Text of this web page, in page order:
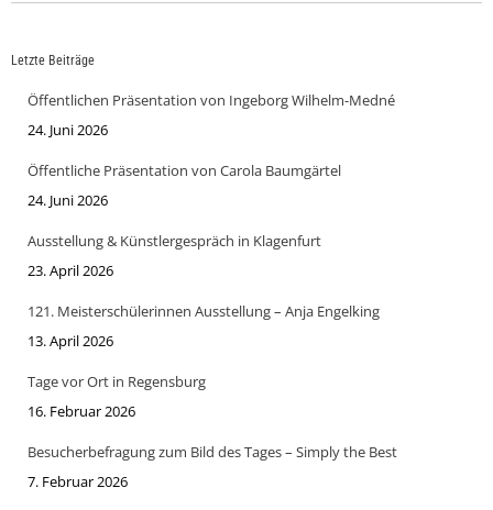
Letzte Beiträge
Öffentlichen Präsentation von Ingeborg Wilhelm-Medné
24. Juni 2026
Öffentliche Präsentation von Carola Baumgärtel
24. Juni 2026
Ausstellung & Künstlergespräch in Klagenfurt
23. April 2026
121. Meisterschülerinnen Ausstellung – Anja Engelking
13. April 2026
Tage vor Ort in Regensburg
16. Februar 2026
Besucherbefragung zum Bild des Tages – Simply the Best
7. Februar 2026